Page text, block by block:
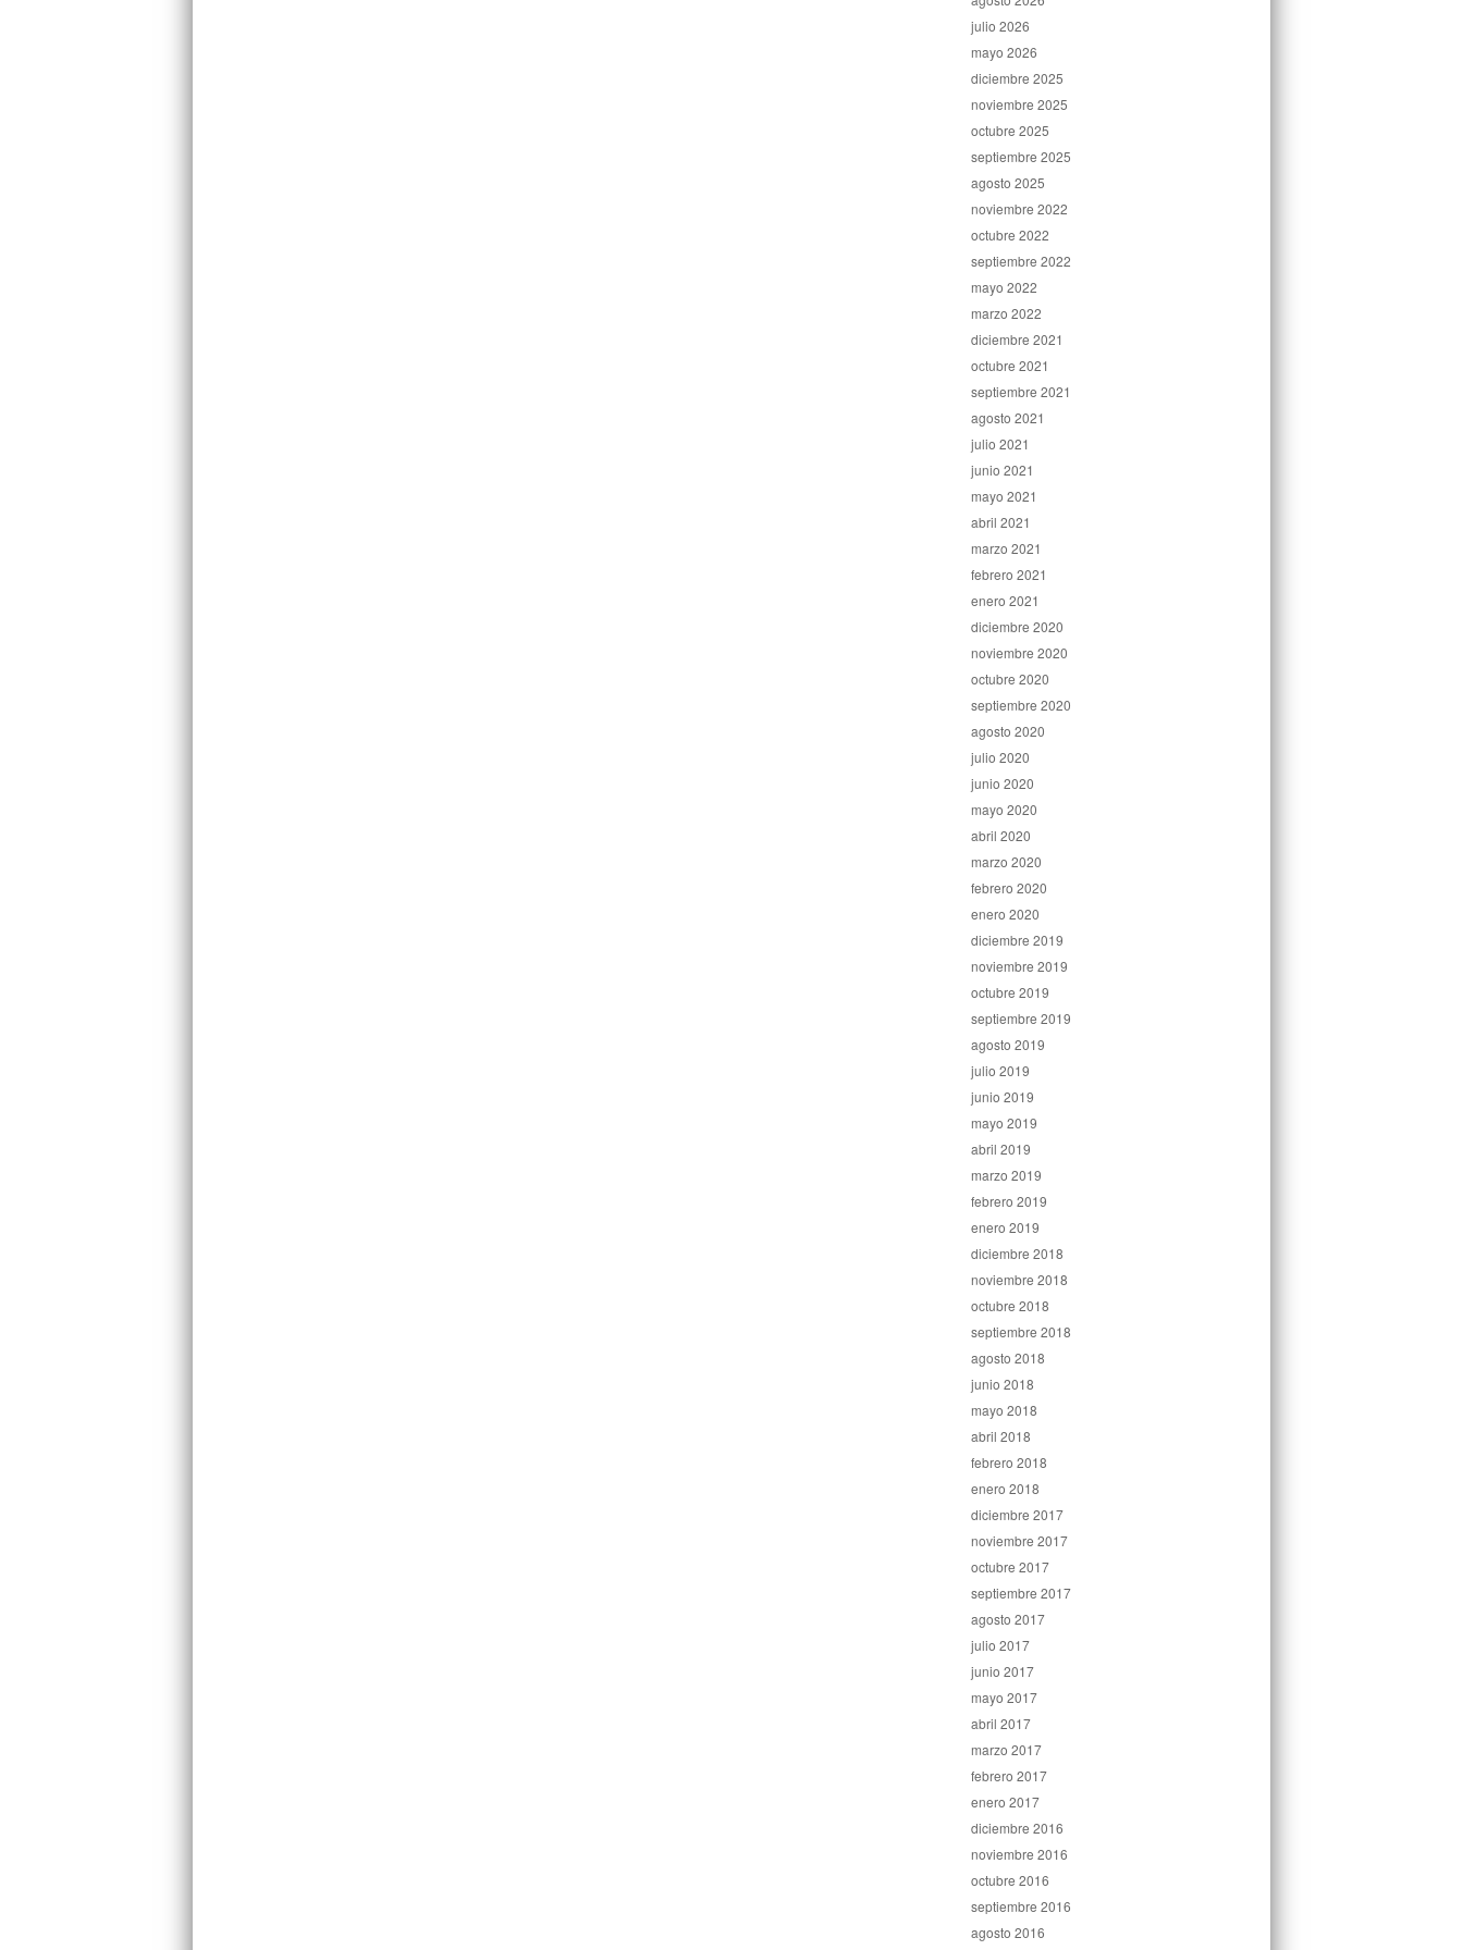
julio 2026
mayo 2026
diciembre 2025
noviembre 2025
octubre 2025
septiembre 2025
agosto 2025
noviembre 2022
octubre 2022
septiembre 2022
mayo 2022
marzo 2022
diciembre 2021
octubre 2021
septiembre 2021
agosto 2021
julio 2021
junio 2021
mayo 2021
abril 2021
marzo 2021
febrero 2021
enero 2021
diciembre 2020
noviembre 2020
octubre 2020
septiembre 2020
agosto 2020
julio 2020
junio 2020
mayo 2020
abril 2020
marzo 2020
febrero 2020
enero 2020
diciembre 2019
noviembre 2019
octubre 2019
septiembre 2019
agosto 2019
julio 2019
junio 2019
mayo 2019
abril 2019
marzo 2019
febrero 2019
enero 2019
diciembre 2018
noviembre 2018
octubre 2018
septiembre 2018
agosto 2018
junio 2018
mayo 2018
abril 2018
febrero 2018
enero 2018
diciembre 2017
noviembre 2017
octubre 2017
septiembre 2017
agosto 2017
julio 2017
junio 2017
mayo 2017
abril 2017
marzo 2017
febrero 2017
enero 2017
diciembre 2016
noviembre 2016
octubre 2016
septiembre 2016
agosto 2016